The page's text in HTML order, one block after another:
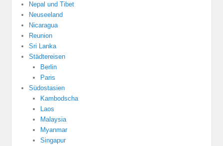
Nepal und Tibet
Neuseeland
Nicaragua
Reunion
Sri Lanka
Städtereisen
Berlin
Paris
Südostasien
Kambodscha
Laos
Malaysia
Myanmar
Singapur